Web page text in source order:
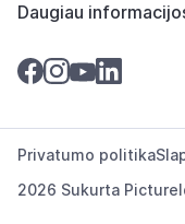
Daugiau
2026 Sukurta
Privatumo politika